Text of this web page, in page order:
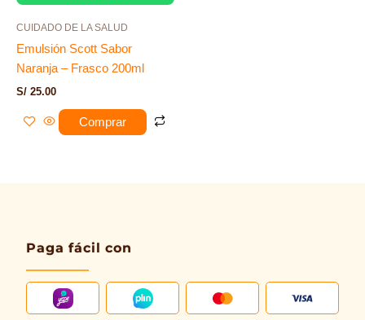
CUIDADO DE LA SALUD
Emulsión Scott Sabor
Naranja – Frasco 200ml
S/ 25.00
Comprar
Paga fácil con